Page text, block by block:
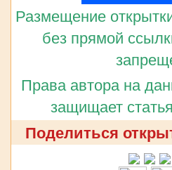
Размещение
без прямой
Права автора на
защищает
Поделиться